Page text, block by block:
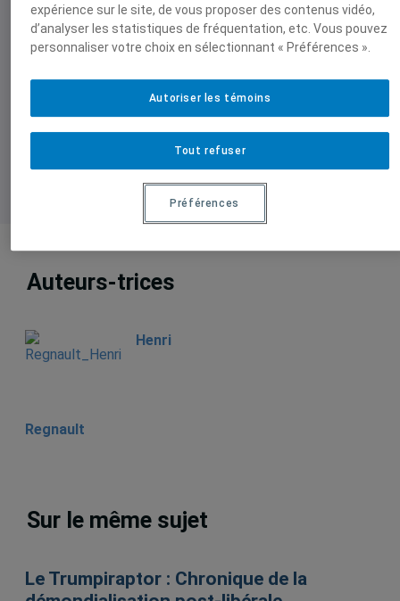
Pour lire la suite de Et s’il était temps
d’envisager que nous ne rembourserons
Auteurs-trices
Henri
Regnault
Sur le même sujet
Le Trumpiraptor : Chronique de la
expérience sur le site, de vous proposer des contenus vidéo,
d’analyser les statistiques de fréquentation, etc. Vous pouvez
personnaliser votre choix en sélectionnant « Préférences ».
Tout refuser
Autoriser les témoins
Préférences